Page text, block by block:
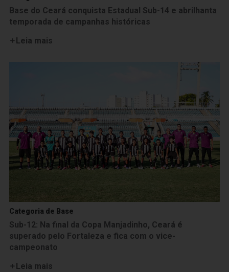
Base do Ceará conquista Estadual Sub-14 e abrilhanta
temporada de campanhas históricas
Leia mais
Categoria de Base
Sub-12: Na final da Copa Manjadinho, Ceará é
superado pelo Fortaleza e fica com o vice-
campeonato
Leia mais